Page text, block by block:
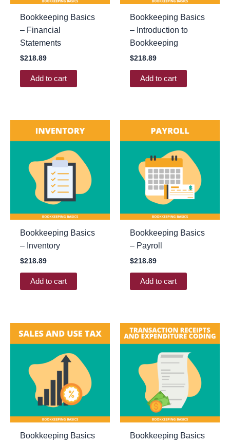
Bookkeeping Basics
– Financial
Statements
$218.89
Add to cart
Bookkeeping Basics
– Introduction to
Bookkeeping
$218.89
Add to cart
Bookkeeping Basics
– Inventory
$218.89
Add to cart
Bookkeeping Basics
– Payroll
$218.89
Add to cart
Bookkeeping Basics
Bookkeeping Basics